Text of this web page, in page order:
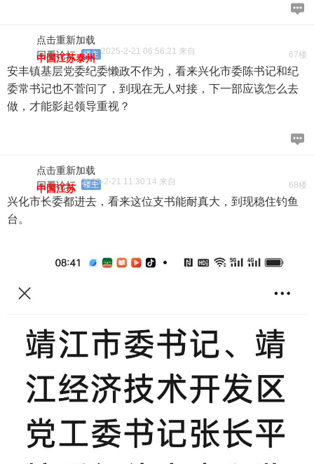
点击重新加载
67楼
回看论坛 楼主 2025-2-21 06:56:21 来自
中国江苏泰州
安丰镇基层党委纪委懒政不作为，看来兴化市委陈书记和纪
委常书记也不菅问了，到现在无人对接，下一部应该怎么去
做，才能影起领导重视？
点击重新加载
68楼
回看论坛 楼主
2025-2-21 11:30:14 来自
中国江苏
兴化市长委都进去，看来这位支书能耐真大，到现稳住钓鱼
台。